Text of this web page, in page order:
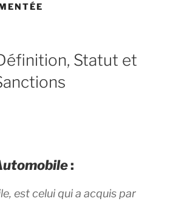
Statut et
:
est celui qui a acquis par